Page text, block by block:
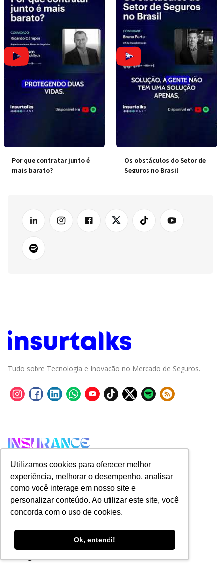
Utilizamos cookies para oferecer melhor
experiência, melhorar o desempenho, analisar
como você interage em nosso site e
personalizar conteúdo. Ao utilizar este site, você
concorda com o uso de cookies.
Ok, entendi!
Por que contratar junto é
mais barato?
Os obstáculos do Setor de
Seguros no Brasil
Tudo sobre Tecnologia e Inovação no Mercado de Seguros.